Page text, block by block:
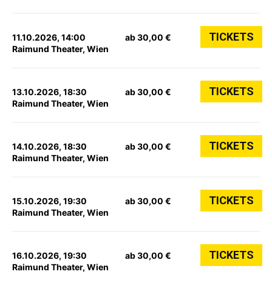
11.10.2026, 14:00
Raimund Theater, Wien
ab 30,00 € TICKETS
13.10.2026, 18:30
Raimund Theater, Wien
ab 30,00 € TICKETS
14.10.2026, 18:30
Raimund Theater, Wien
ab 30,00 € TICKETS
15.10.2026, 19:30
Raimund Theater, Wien
ab 30,00 € TICKETS
16.10.2026, 19:30
Raimund Theater, Wien
ab 30,00 € TICKETS